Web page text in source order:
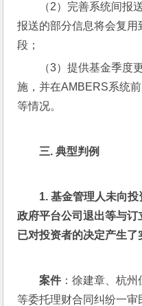
（2）完善系统间报
报送的部分信息将会复
段；
（3）提供基金季度
施，并在AMBERS系统
等情况。
三. 典型判例
1. 基金管理人未向
政府平台公司退出等与订
已对投资者的决定产生
案件：徐建章、杭州
等委托理财合同纠纷一